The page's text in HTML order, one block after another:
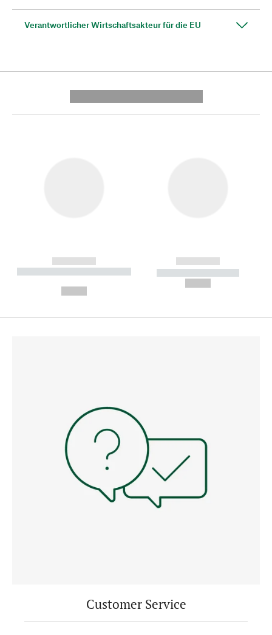
Verantwortlicher Wirtschaftsakteur für die EU
------------
----------- ----------- --------
------------
----------- -----------
Customer Service